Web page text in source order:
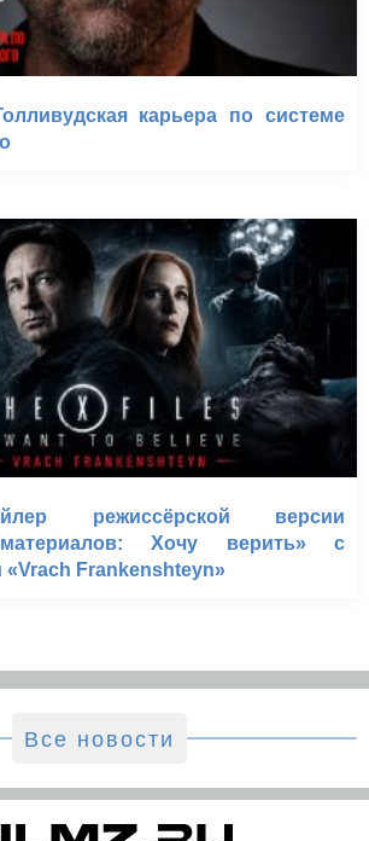
карьера по системе
режиссёрской версии
Хочу верить» с
«Vrach Frankenshteyn»
Все новости